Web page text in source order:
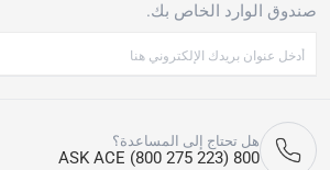
صندوق الوارد الخاص بك.
هل تحتاج إلى المساعدة؟
800 ASK ACE (800 275 223)